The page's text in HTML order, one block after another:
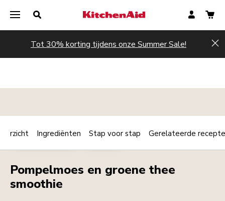
Tot 30% korting tijdens onze Summer Sale!
ONTBIJT / BRUNCH DRANKJES Print
Share
Pompelmoes en groene thee
smoothie
Ingrediënten Stap voor stap Gerelateerde